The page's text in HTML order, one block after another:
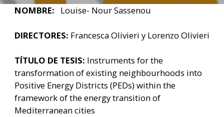
NOMBRE: Louise- Nour Sassenou
DIRECTORES: Francesca Olivieri y Lorenzo Olivieri
TÍTULO DE TESIS: Instruments for the
transformation of existing neighbourhoods into
Positive Energy Districts (PEDs) within the
framework of the energy transition of
Mediterranean cities